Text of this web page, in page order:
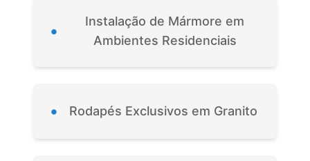
•
Instalação de Mármore em
Ambientes Residenciais
• Rodapés Exclusivos em Granito